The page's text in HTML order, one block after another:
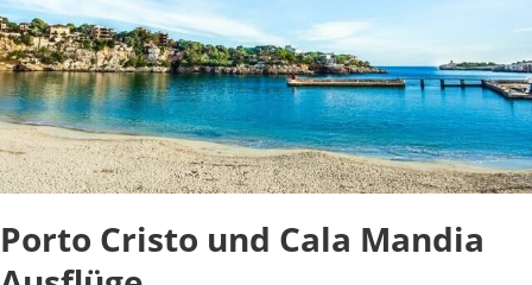
Porto Cristo und Cala Mandia